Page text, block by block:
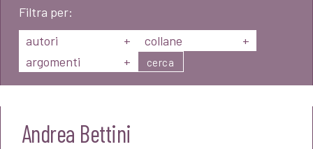
Filtra per:
autori
+ collane
+
argomenti
+ cerca
Andrea Bettini